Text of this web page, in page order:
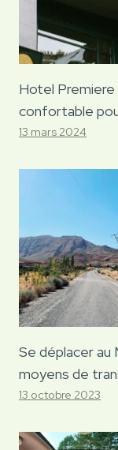
Hotel Premiere
confortable
13 mars 2024
Se déplacer
moyens de
13 octobre 2023